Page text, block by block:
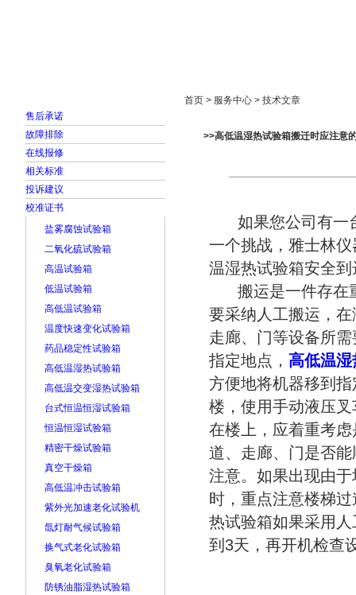
售后承诺
故障排除
在线报修
相关标准
投诉建议
校准证书
盐雾腐蚀试验箱
二氧化硫试验箱
高温试验箱
低温试验箱
高低温试验箱
温度快速变化试验箱
药品稳定性试验箱
高低温湿热试验箱
高低温交变湿热试验箱
台式恒温恒湿试验箱
恒温恒湿试验箱
精密干燥试验箱
真空干燥箱
高低温冲击试验箱
紫外光加速老化试验机
氙灯耐气候试验箱
换气式老化试验箱
臭氧老化试验箱
防锈油脂湿热试验箱
首页 > 服务中心 > 技术文章
>>高低温湿热试验箱搬迁时应注意
如果您公司有一
一个挑战，雅士林
温湿热试验箱安全
搬运是一件存在重
要采纳人工搬运，
走廊、门等设备所
指定地点， 高低温
方便地将机器移到
楼，使用手动液压
在楼上，应着重考
道、走廊、门是否
注意。如果出现由
时，重点注意楼梯
热试验箱如果采用
到3天，再开机检查